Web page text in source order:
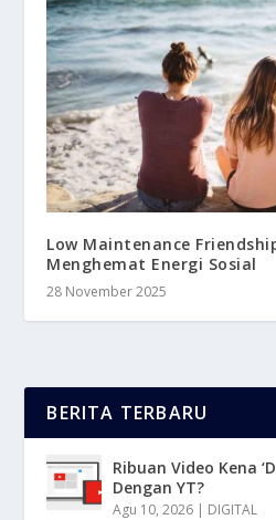
Low Maintenance
Menghemat Energi Sosial
28 November 2025
BERITA TERBARU
Ribuan Video Kena
Dengan YT?
Agu 10, 2026 | DIGITAL